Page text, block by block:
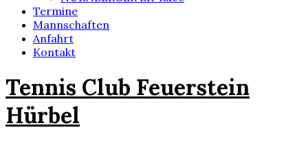
Termine
Mannschaften
Anfahrt
Kontakt
Tennis Club Feuerstein
Hürbel